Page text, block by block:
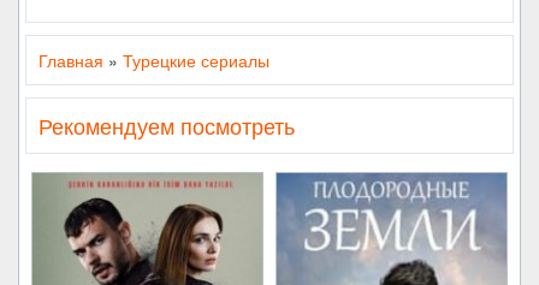
Главная » Турецкие сериалы
Рекомендуем посмотреть